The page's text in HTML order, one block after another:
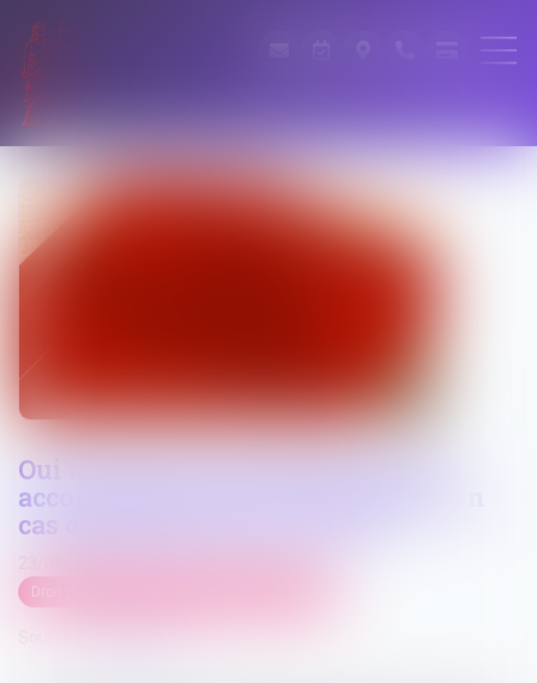
Oui au pouvoir de résiliation d’un
accord-cadre à bons de commande en
cas d’augmentation des prix !
Droit public